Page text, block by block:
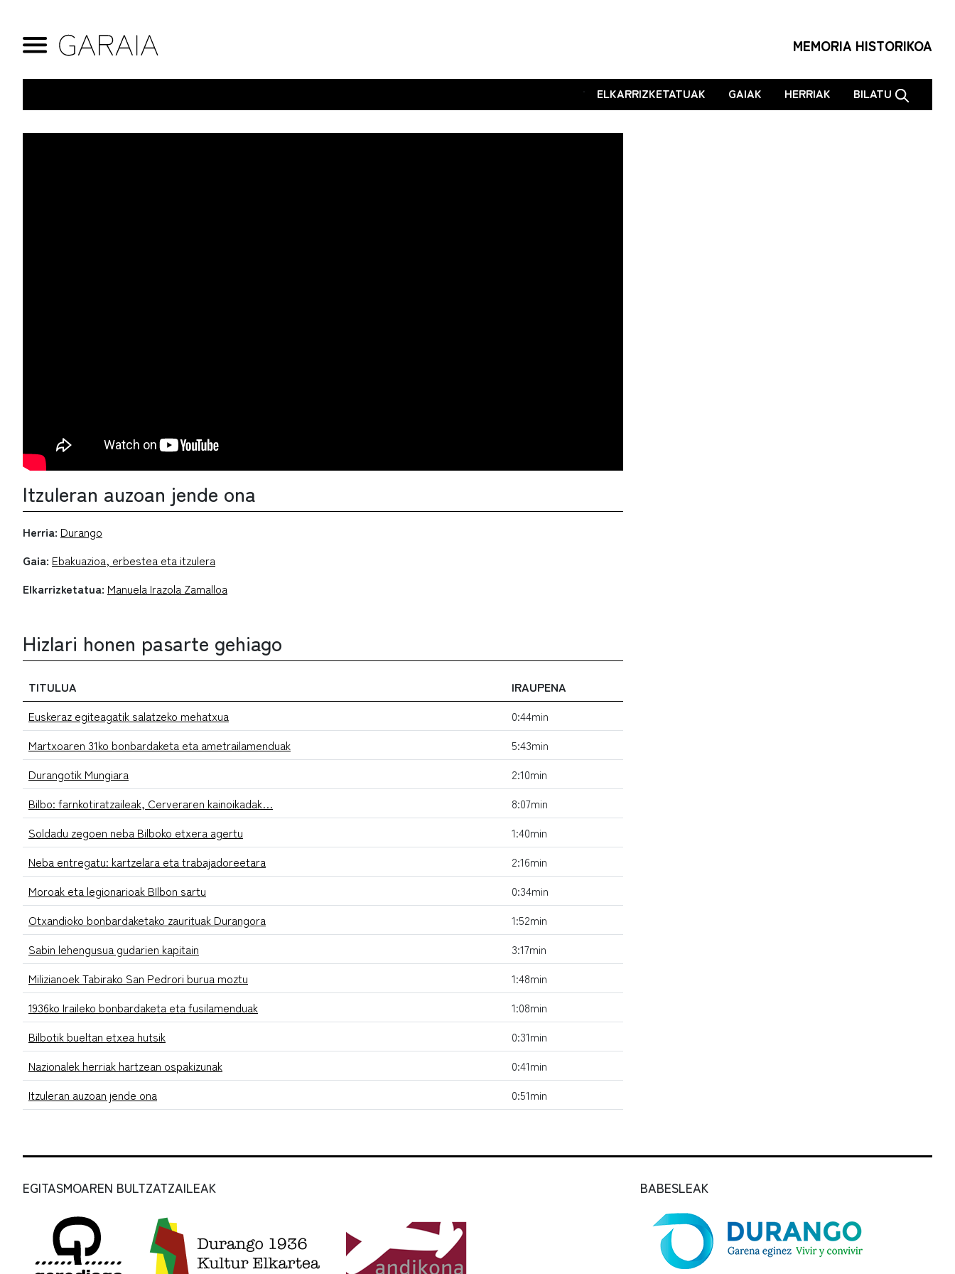
MEMORIA HISTORIKOA
. ELKARRIZKETATUAK GAIAK HERRIAK BILATU
Itzuleran auzoan jende ona
Herria: Durango
Gaia: Ebakuazioa, erbestea eta itzulera
Elkarrizketatua: Manuela Irazola Zamalloa
Hizlari honen pasarte gehiago
TITULUA
IRAUPENA
Euskeraz egiteagatik salatzeko mehatxua
0:44min
Martxoaren 31ko bonbardaketa eta ametrailamenduak
5:43min
Durangotik Mungiara
2:10min
Bilbo: farnkotiratzaileak, Cerveraren kainoikadak…
8:07min
Soldadu zegoen neba Bilboko etxera agertu
1:40min
Neba entregatu: kartzelara eta trabajadoreetara
2:16min
Moroak eta legionarioak BIlbon sartu
0:34min
Otxandioko bonbardaketako zaurituak Durangora
1:52min
Sabin lehengusua gudarien kapitain
3:17min
Milizianoek Tabirako San Pedrori burua moztu
1:48min
1936ko Iraileko bonbardaketa eta fusilamenduak
1:08min
Bilbotik bueltan etxea hutsik
0:31min
Nazionalek herriak hartzean ospakizunak
0:41min
Itzuleran auzoan jende ona
0:51min
EGITASMOAREN BULTZATZAILEAK BABESLEAK